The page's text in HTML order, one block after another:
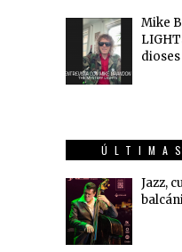
Mike
Jazz,